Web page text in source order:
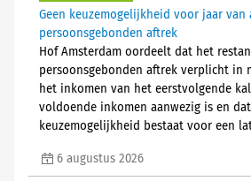
Geen keuzemogelijkheid voor jaar van
persoonsgebonden aftrek
Hof Amsterdam oordeelt dat het
persoonsgebonden aftrek verplicht in
het inkomen van het eerstvolgende
voldoende inkomen aanwezig is en
keuzemogelijkheid bestaat voor een
6 augustus 2026